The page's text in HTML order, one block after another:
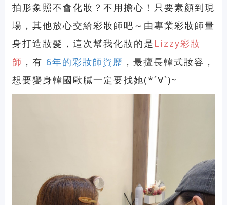
拍形象照不會化妝？不用擔心！只要素顏到現
場，其他放心交給彩妝師吧～由專業彩妝師量
身打造妝髮，這次幫我化妝的是 Lizzy彩妝
師 ，有 6年的彩妝師資歷 ，最擅長韓式妝容，
想要變身韓國歐膩一定要找她(*´∀`)~